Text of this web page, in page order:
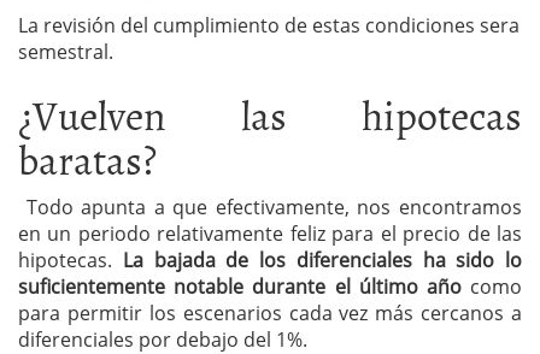
La revisión del cumplimiento de estas condiciones sera
semestral.
¿Vuelven las hipotecas
baratas?
Todo apunta a que efectivamente, nos encontramos
en un periodo relativamente feliz para el precio de las
hipotecas. La bajada de los diferenciales ha sido lo
suficientemente notable durante el último añocomo
para permitir los escenarios cada vez más cercanos a
diferenciales por debajo del 1%.